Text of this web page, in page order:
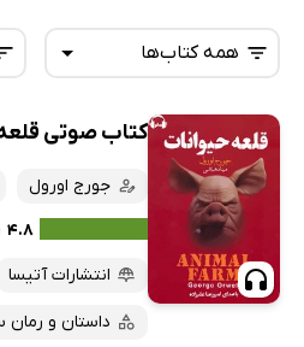
همه کتاب‌ها
همه کتاب‌ها
کتاب‌های صوتی
کتاب‌های متنی
کتاب صوتی
جورج اورول
۴.۸
انتشارات آتیسا
داستان و رمان